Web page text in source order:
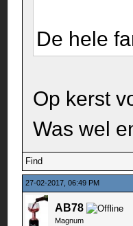
De hele
Op kerst
Was wel
Find
27-02-2017, 06:49 PM
AB78
Magnum